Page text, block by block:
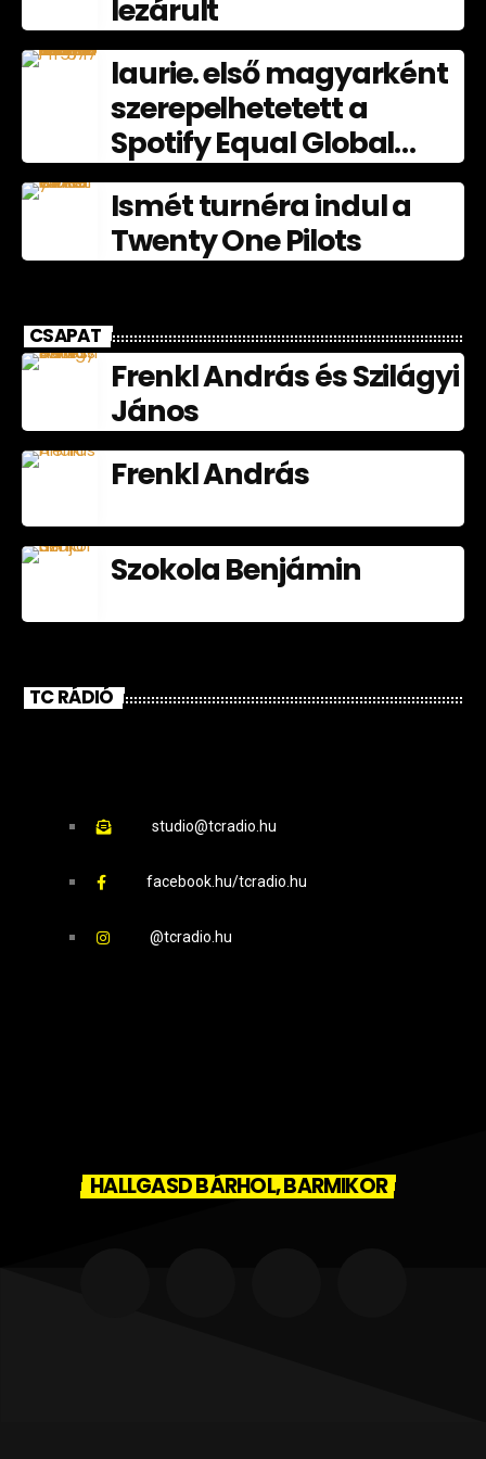
lezárult
laurie. első magyarként
szerepelhetetett a
Spotify Equal Global
nagyköveteként
júliusban
Ismét turnéra indul a
Twenty One Pilots
CSAPAT
Frenkl András és Szilágyi
János
Frenkl András
Szokola Benjámin
TC RÁDIÓ
studio@tcradio.hu
facebook.hu/tcradio.hu
@tcradio.hu
HALLGASD BÁRHOL, BARMIKOR